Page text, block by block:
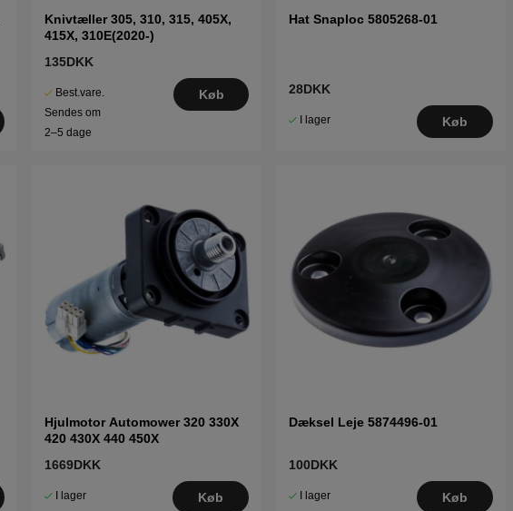
Knivtæller 305, 310, 315, 405X,
415X, 310E(2020-)
135DKK
Best.vare.
Sendes om
2–5 dage
Køb
Hat Snaploc 5805268-01
28DKK
I lager Køb
Hjulmotor Automower 320 330X
420 430X 440 450X
1669DKK
I lager Køb
Dæksel Leje 5874496-01
100DKK
I lager Køb